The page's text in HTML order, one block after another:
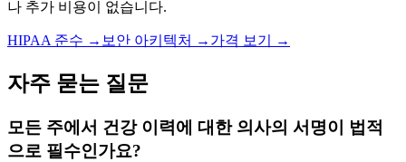
나 추가 비용이 없습니다.
HIPAA 준수 → 보안 아키텍처 → 가격 보기 →
자주 묻는 질문
모든 주에서 건강 이력에 대한 의사의 서명이 법적
으로 필수인가요?